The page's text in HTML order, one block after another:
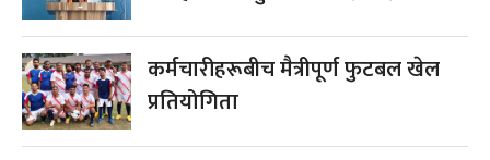
कर्मचारीहरूबीच मैत्रीपूर्ण फुटबल खेल
प्रतियोगिता